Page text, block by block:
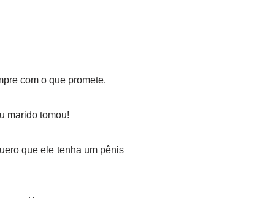
com o que promete.
marido tomou!
que ele tenha um pênis